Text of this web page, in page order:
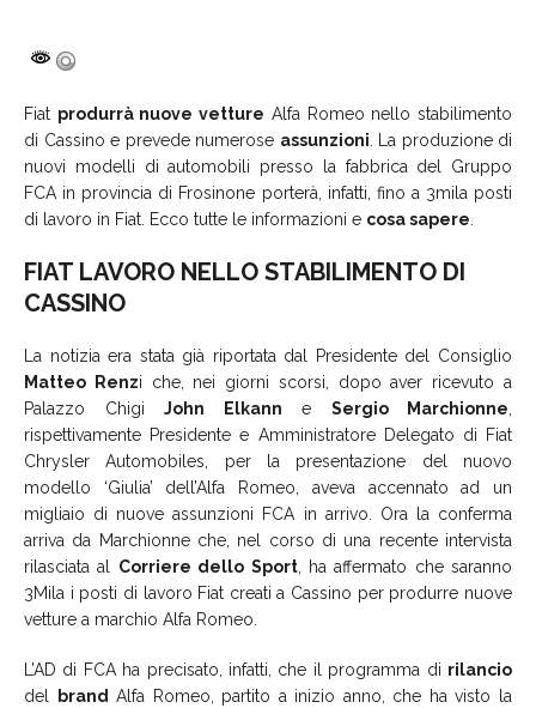
Fiat produrrà nuove vetture Alfa Romeo nello stabilimento
di Cassino e prevede numerose assunzioni. La produzione di
nuovi modelli di automobili presso la fabbrica del Gruppo
FCA in provincia di Frosinone porterà, infatti, fino a 3mila posti
di lavoro in Fiat. Ecco tutte le informazioni e cosa sapere.
FIAT LAVORO NELLO STABILIMENTO DI
CASSINO
La notizia era stata già riportata dal Presidente del Consiglio
Matteo Renzi che, nei giorni scorsi, dopo aver ricevuto a
Palazzo Chigi John Elkann e Sergio Marchionne,
rispettivamente Presidente e Amministratore Delegato di Fiat
Chrysler Automobiles, per la presentazione del nuovo
modello ‘Giulia’ dell’Alfa Romeo, aveva accennato ad un
migliaio di nuove assunzioni FCA in arrivo. Ora la conferma
arriva da Marchionne che, nel corso di una recente intervista
rilasciata al Corriere dello Sport, ha affermato che saranno
3Mila i posti di lavoro Fiat creati a Cassino per produrre nuove
vetture a marchio Alfa Romeo.
L’AD di FCA ha precisato, infatti, che il programma di rilancio
del brand Alfa Romeo, partito a inizio anno, che ha visto la